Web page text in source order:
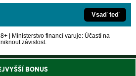
Vsaď teď
| Ministerstvo financí varuje: Účastí na
závislost.
BONUS